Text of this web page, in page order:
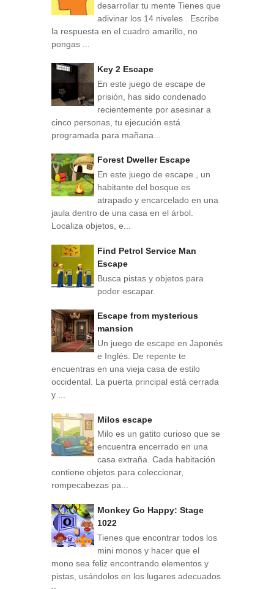
desarrollar tu mente Tienes que
adivinar los 14 niveles . Escribe
la respuesta en el cuadro amarillo, no
pongas ...
Key 2 Escape
En este juego de escape de
prisión, has sido condenado
recientemente por asesinar a
cinco personas, tu ejecución está
programada para mañana...
Forest Dweller Escape
En este juego de escape , un
habitante del bosque es
atrapado y encarcelado en una
jaula dentro de una casa en el árbol.
Localiza objetos, e...
Find Petrol Service Man
Escape
Busca pistas y objetos para
poder escapar.
Escape from mysterious
mansion
Un juego de escape en Japonés
e Inglés. De repente te
encuentras en una vieja casa de estilo
occidental. La puerta principal está cerrada
y ...
Milos escape
Milo es un gatito curioso que se
encuentra encerrado en una
casa extraña. Cada habitación
contiene objetos para coleccionar,
rompecabezas pa...
Monkey Go Happy: Stage
1022
Tienes que encontrar todos los
mini monos y hacer que el
mono sea feliz encontrando elementos y
pistas, usándolos en los lugares adecuados